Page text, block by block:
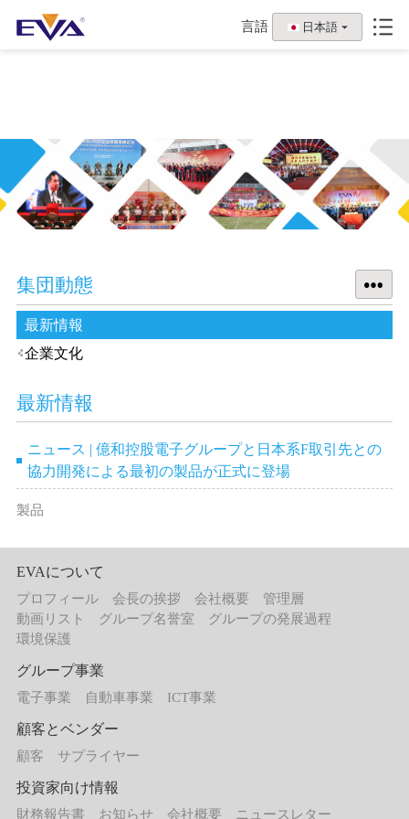
言語 日本語
集団動態
最新情報
企業文化
最新情報
ニュース | 億和控股電子グループと日本系F取引先との
協力開発による最初の製品が正式に登場
製品
EVAについて
プロフィール 会長の挨拶 会社概要
管理層
動画リスト
グループ名誉室
グループの発展過程
環境保護
グループ事業
電子事業 自動車事業 ICT事業
顧客とベンダー
顧客 サプライヤー
投資家向け情報
財務報告書 お知らせ 会社概要 ニュースレター